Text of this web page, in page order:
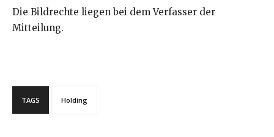
Die Bildrechte liegen bei dem Verfasser der
Mitteilung.
TAGS Holding